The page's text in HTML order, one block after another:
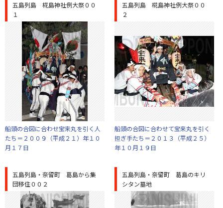
五島列島 椛島神社例大祭００
１
船頭の合図に合わせ宝来丸を引く人
たち＝２００９（平成２１）年１０
月１７日
五島列島 椛島神社例大祭００
２
船頭の合図に合わせて宝来丸を引く
担ぎ手たち＝２０１３（平成２５）
年１０月１９日
五島列島・奈留町 葛島から集
団移住００２
五島列島・奈留町 葛島のキリ
シタン墓地